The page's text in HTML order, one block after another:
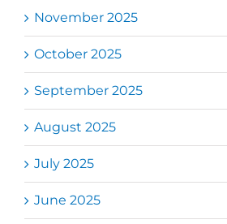
November 2025
October 2025
September 2025
August 2025
July 2025
June 2025